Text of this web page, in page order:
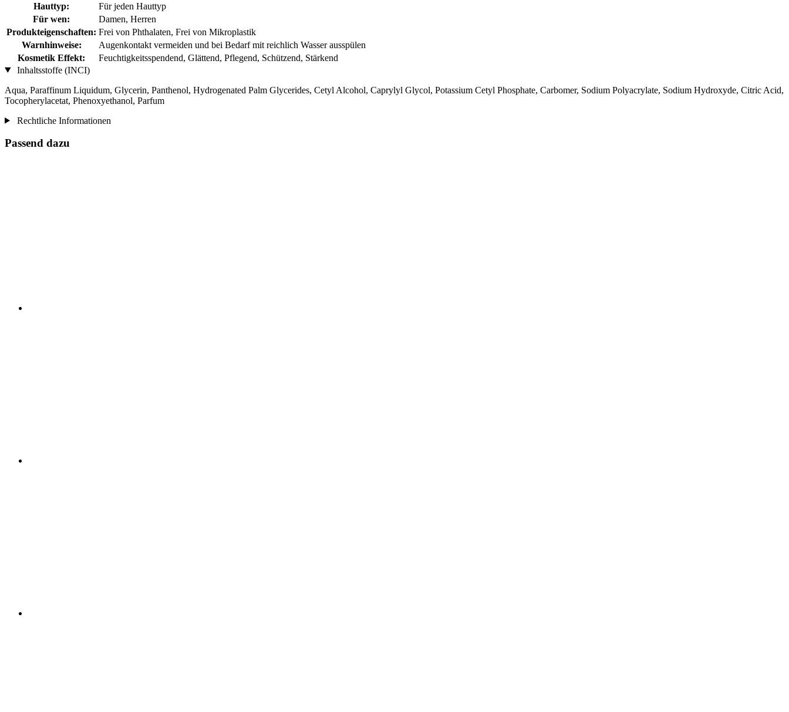
Hauttyp:
Für jeden Hauttyp
Für wen:
Damen, Herren
Produkteigenschaften: Frei von Phthalaten, Frei von Mikroplastik
Warnhinweise:
Augenkontakt vermeiden und bei Bedarf mit reichlich Wasser ausspülen
Kosmetik Effekt:
Feuchtigkeitsspendend, Glättend, Pflegend, Schützend, Stärkend
Inhaltsstoffe (INCI)
Aqua, Paraffinum Liquidum, Glycerin, Panthenol, Hydrogenated Palm Glycerides, Cetyl Alcohol, Caprylyl Glycol, Potassium Cetyl Phosphate, Carbomer, Sodium Polyacrylate, Sodium Hydroxyde, Citric Acid,
Tocopherylacetat, Phenoxyethanol, Parfum
Rechtliche Informationen
Passend dazu